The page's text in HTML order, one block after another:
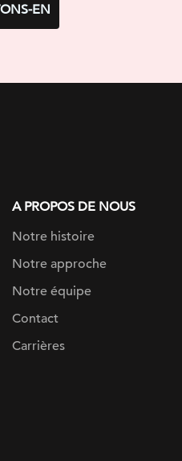
EN
A PROPOS DE NOUS
Notre histoire
Notre approche
Notre équipe
Contact
Carrières